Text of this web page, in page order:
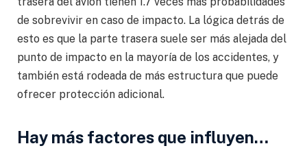
de sobrevivir en caso de impacto. La lógica detrás de
esto es que la parte trasera suele ser más alejada del
punto de impacto en la mayoría de los accidentes, y
también está rodeada de más estructura que puede
ofrecer protección adicional.
Hay más factores que influyen…